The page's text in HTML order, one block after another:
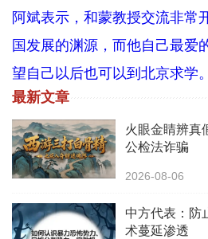
阿斌表示，和蒙教授交流非常
国发展的渊源，而他自己最爱
望自己以后也可以到北京求学。
最新文章
火眼金睛辨真
公检法诈骗
2026-08-06
中方代表：防
术蔓延渗透